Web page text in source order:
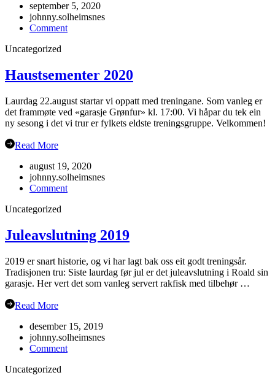
september 5, 2020
johnny.solheimsnes
Commenton
19.sept
Uncategorized
Haustsementer 2020
Laurdag 22.august startar vi oppatt med treningane. Som vanleg er
det frammøte ved «garasje Grønfur» kl. 17:00. Vi håpar du tek ein
ny sesong i det vi trur er fylkets eldste treningsgruppe. Velkommen!
Read More
august 19, 2020
johnny.solheimsnes
Commenton
Uncategorized
Juleavslutning 2019
2019 er snart historie, og vi har lagt bak oss eit godt treningsår.
Tradisjonen tru: Siste laurdag før jul er det juleavslutning i Roald sin
garasje. Her vert det som vanleg servert rakfisk med tilbehør …
Read More
desember 15, 2019
johnny.solheimsnes
Commenton
Uncategorized